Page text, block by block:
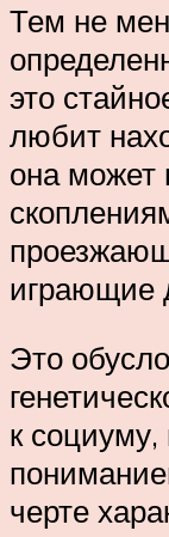
Тем не
это
любит
она может
играющие
Это
к
черте